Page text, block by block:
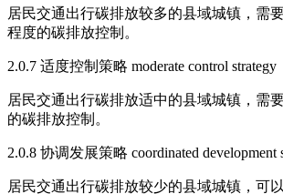
居民交通出行碳排放较多的县域城镇，需
程度的碳排放控制。
2.0.7 适度控制策略 moderate control strategy
居民交通出行碳排放适中的县域城镇，需
的碳排放控制。
2.0.8 协调发展策略 coordinated development
居民交通出行碳排放较少的县域城镇，可